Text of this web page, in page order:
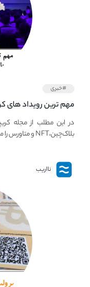
#خبری
معرفی بهترین رویداد
در این مطلب از مجله
بلاک‌چین،NFT و متاورس را معرفی می‌کنیم.
نااریب